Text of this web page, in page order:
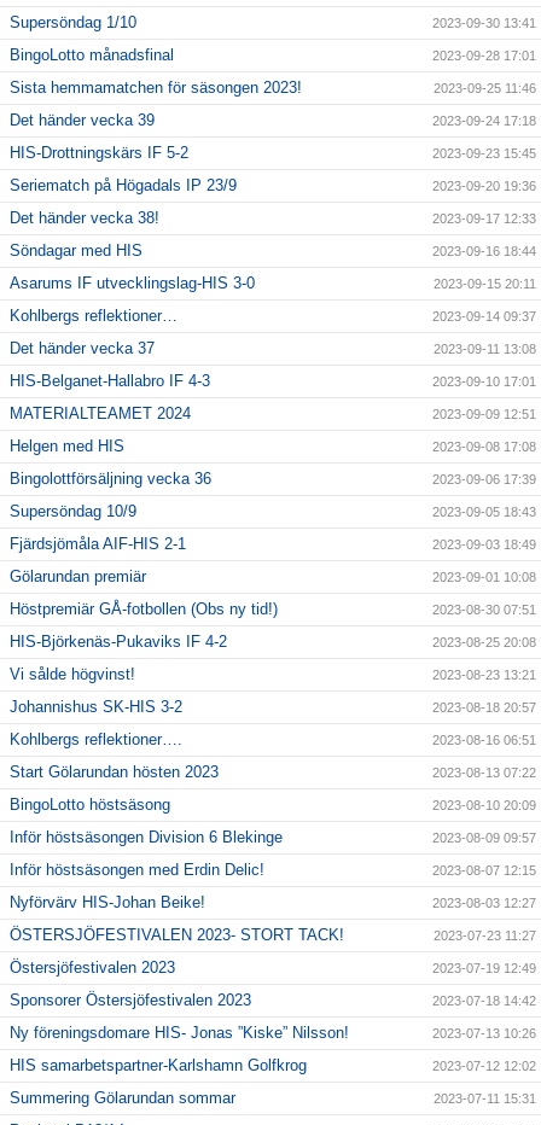
Supersöndag 1/10 2023-09-30 13:41
BingoLotto månadsfinal 2023-09-28 17:01
Sista hemmamatchen för säsongen 2023! 2023-09-25 11:46
Det händer vecka 39 2023-09-24 17:18
HIS-Drottningskärs IF 5-2 2023-09-23 15:45
Seriematch på Högadals IP 23/9 2023-09-20 19:36
Det händer vecka 38! 2023-09-17 12:33
Söndagar med HIS 2023-09-16 18:44
Asarums IF utvecklingslag-HIS 3-0 2023-09-15 20:11
Kohlbergs reflektioner… 2023-09-14 09:37
Det händer vecka 37 2023-09-11 13:08
HIS-Belganet-Hallabro IF 4-3 2023-09-10 17:01
MATERIALTEAMET 2024 2023-09-09 12:51
Helgen med HIS 2023-09-08 17:08
Bingolottförsäljning vecka 36 2023-09-06 17:39
Supersöndag 10/9 2023-09-05 18:43
Fjärdsjömåla AIF-HIS 2-1 2023-09-03 18:49
Gölarundan premiär 2023-09-01 10:08
Höstpremiär GÅ-fotbollen (Obs ny tid!) 2023-08-30 07:51
HIS-Björkenäs-Pukaviks IF 4-2 2023-08-25 20:08
Vi sålde högvinst! 2023-08-23 13:21
Johannishus SK-HIS 3-2 2023-08-18 20:57
Kohlbergs reflektioner…. 2023-08-16 06:51
Start Gölarundan hösten 2023 2023-08-13 07:22
BingoLotto höstsäsong 2023-08-10 20:09
Inför höstsäsongen Division 6 Blekinge 2023-08-09 09:57
Inför höstsäsongen med Erdin Delic! 2023-08-07 12:15
Nyförvärv HIS-Johan Beike! 2023-08-03 12:27
ÖSTERSJÖFESTIVALEN 2023- STORT TACK! 2023-07-23 11:27
Östersjöfestivalen 2023 2023-07-19 12:49
Sponsorer Östersjöfestivalen 2023 2023-07-18 14:42
Ny föreningsdomare HIS- Jonas ”Kiske” Nilsson! 2023-07-13 10:26
HIS samarbetspartner-Karlshamn Golfkrog 2023-07-12 12:02
Summering Gölarundan sommar 2023-07-11 15:31